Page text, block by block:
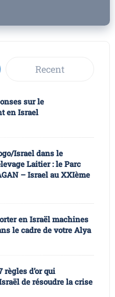
Recent
sur le
en Israel
Israel dans le
Laitier : le Parc
– Israel au XXIème
en Israël machines
le cadre de votre Alya
règles d’or qui
de résoudre la crise